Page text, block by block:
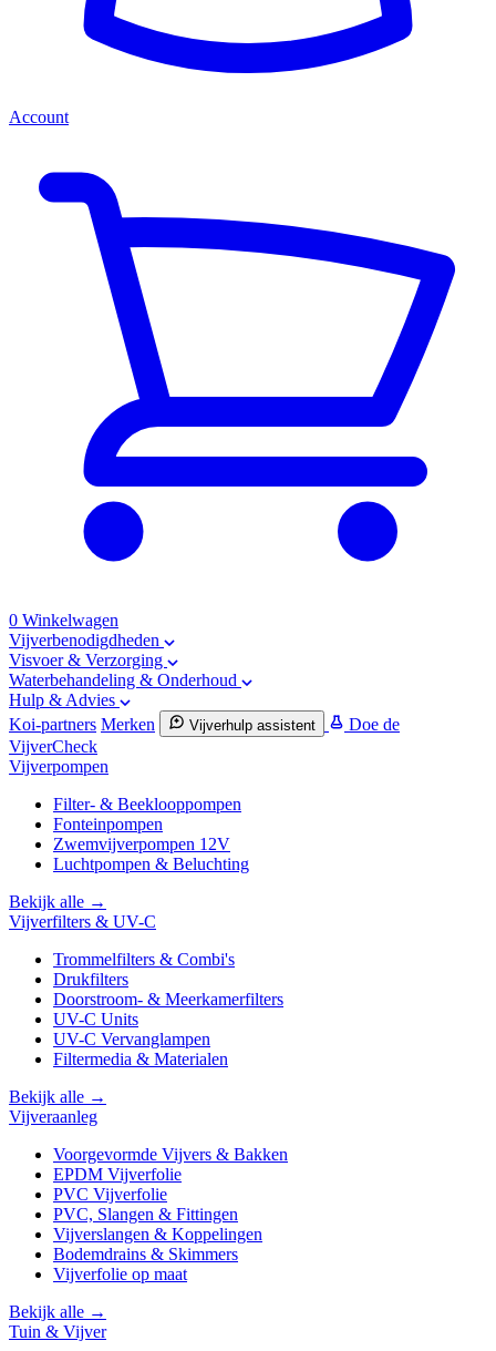
Account
0 Winkelwagen
Vijverbenodigdheden
Visvoer & Verzorging
Waterbehandeling & Onderhoud
Hulp & Advies
Koi-partners Merken Vijverhulp assistent
Doe de
VijverCheck
Vijverpompen
Filter- & Beeklooppompen
Fonteinpompen
Zwemvijverpompen 12V
Luchtpompen & Beluchting
Bekijk alle →
Vijverfilters & UV-C
Trommelfilters & Combi's
Drukfilters
Doorstroom- & Meerkamerfilters
UV-C Units
UV-C Vervanglampen
Filtermedia & Materialen
Bekijk alle →
Vijveraanleg
Voorgevormde Vijvers & Bakken
EPDM Vijverfolie
PVC Vijverfolie
PVC, Slangen & Fittingen
Vijverslangen & Koppelingen
Bodemdrains & Skimmers
Vijverfolie op maat
Bekijk alle →
Tuin & Vijver